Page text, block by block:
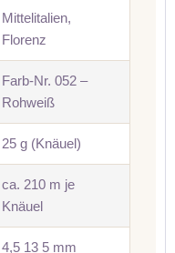
Mittelitalien,
Florenz
Farb-Nr. 052 –
Rohweiß
25 g (Knäuel)
ca. 210 m je
Knäuel
4,5 13 5 mm